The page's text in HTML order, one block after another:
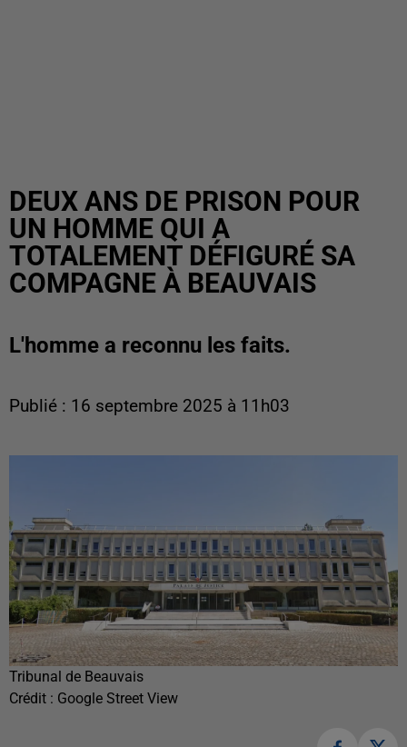
DEUX ANS DE PRISON POUR
UN HOMME QUI A
TOTALEMENT DÉFIGURÉ SA
COMPAGNE À BEAUVAIS
L'homme a reconnu les faits.
Publié : 16 septembre 2025 à 11h03
Tribunal de Beauvais
Crédit : Google Street View